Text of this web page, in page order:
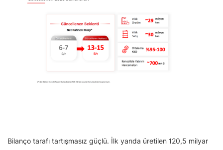
Bilanço tarafı tartışmasız güçlü. İlk yarıda üretilen 120,5 milyar